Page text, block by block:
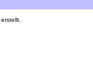
erstellt.